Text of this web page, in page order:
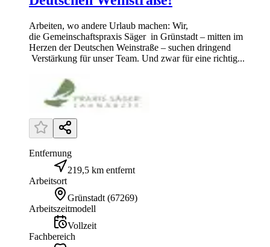
Arbeiten, wo andere Urlaub machen: Wir,
die Gemeinschaftspraxis Säger in Grünstadt – mitten im
Herzen der Deutschen Weinstraße – suchen dringend
Verstärkung für unser Team. Und zwar für eine richtig...
Entfernung
219,5 km entfernt
Arbeitsort
Grünstadt (67269)
Arbeitszeitmodell
Vollzeit
Fachbereich